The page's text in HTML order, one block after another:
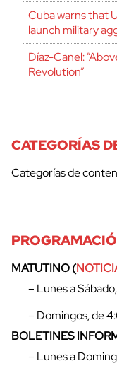
Cuba warns that
launch military
Díaz-Canel:
Revolution”
CATEGORÍAS
Categorías de
MATUTINO (
– Lunes a
– Domingos, de
BOLETINES
– Lunes a